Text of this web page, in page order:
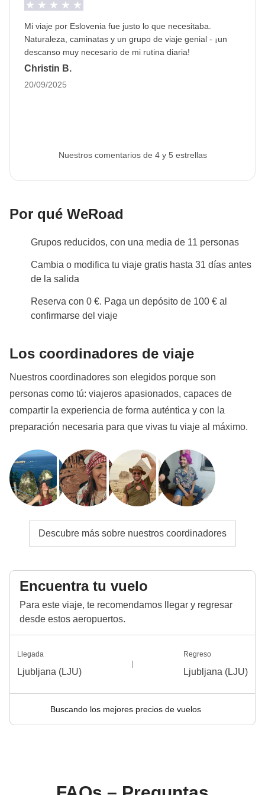
Mi viaje por Eslovenia fue justo lo que necesitaba.
Naturaleza, caminatas y un grupo de viaje genial - ¡un
descanso muy necesario de mi rutina diaria!
Christin B.
20/09/2025
Nuestros comentarios de 4 y 5 estrellas
Por qué WeRoad
Grupos reducidos, con una media de 11 personas
Cambia o modifica tu viaje gratis hasta 31 días antes
de la salida
Reserva con 0 €. Paga un depósito de 100 € al
confirmarse del viaje
Los coordinadores de viaje
Nuestros coordinadores son elegidos porque son
personas como tú: viajeros apasionados, capaces de
compartir la experiencia de forma auténtica y con la
preparación necesaria para que vivas tu viaje al máximo.
Descubre más sobre nuestros coordinadores
Encuentra tu vuelo
Para este viaje, te recomendamos llegar y regresar
desde estos aeropuertos.
Llegada
Ljubljana (LJU)
Regreso
Ljubljana (LJU)
Buscando los mejores precios de vuelos